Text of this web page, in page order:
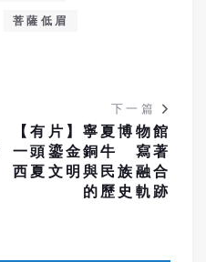
菩薩低眉
下一篇
【有片】寧夏博物館
一頭鎏金銅牛 寫著
西夏文明與民族融合
的歷史軌跡